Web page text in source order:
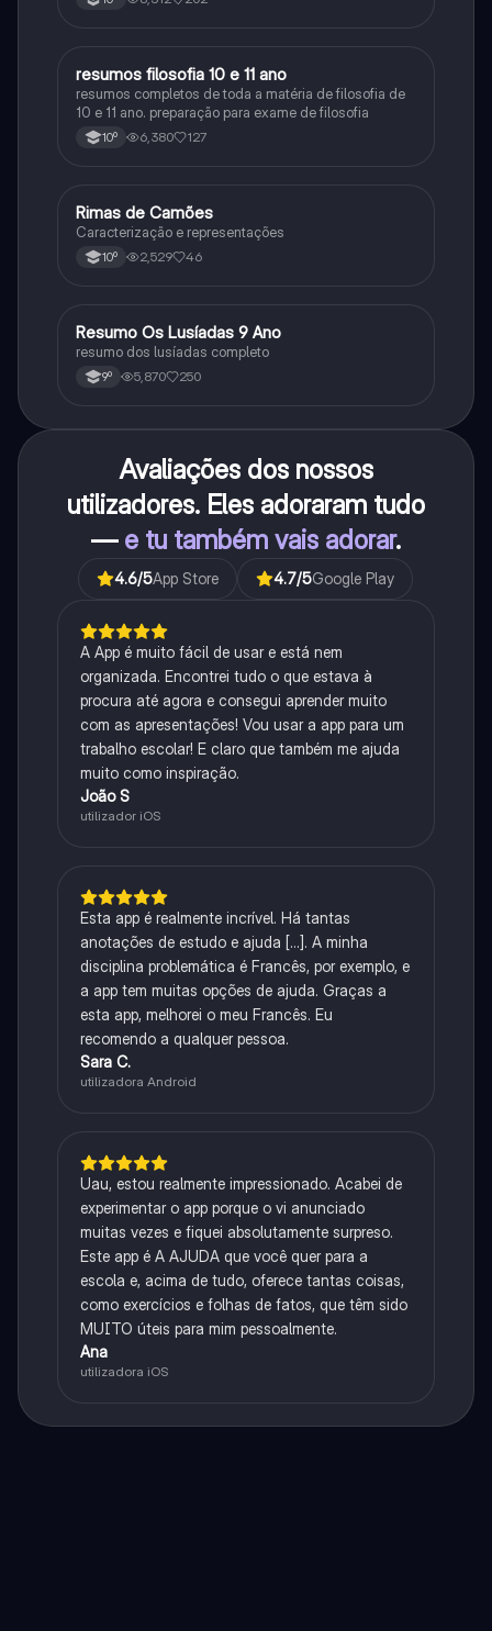
Filosofia
resumos filosofia 10 e 11 ano
resumos completos de toda a matéria de filosofia de
10 e 11 ano. preparação para exame de filosofia
10º 6,380 127
Português
Rimas de Camões
Caracterização e representações
10º 2,529 46
Português
Resumo Os Lusíadas 9 Ano
resumo dos lusíadas completo
9º 5,870 250
Avaliações dos nossos
utilizadores. Eles adoraram tudo
— e tu também vais adorar.
4.6/5App Store 4.7/5Google Play
A App é muito fácil de usar e está nem
organizada. Encontrei tudo o que estava à
procura até agora e consegui aprender muito
com as apresentações! Vou usar a app para um
trabalho escolar! E claro que também me ajuda
muito como inspiração.
João S
utilizador iOS
Esta app é realmente incrível. Há tantas
anotações de estudo e ajuda [...]. A minha
disciplina problemática é Francês, por exemplo, e
a app tem muitas opções de ajuda. Graças a
esta app, melhorei o meu Francês. Eu
recomendo a qualquer pessoa.
Sara C.
utilizadora Android
Uau, estou realmente impressionado. Acabei de
experimentar o app porque o vi anunciado
muitas vezes e fiquei absolutamente surpreso.
Este app é A AJUDA que você quer para a
escola e, acima de tudo, oferece tantas coisas,
como exercícios e folhas de fatos, que têm sido
MUITO úteis para mim pessoalmente.
Ana
utilizadora iOS